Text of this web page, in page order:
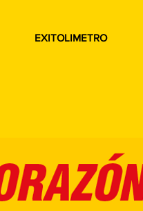
EXITOLIMETRO